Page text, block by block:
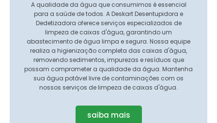
A qualidade da água que consumimos é essencial
para a saúde de todos. A Deskart Desentupidora e
Dedetizadora oferece serviços especializados de
limpeza de caixas d'água, garantindo um
abastecimento de água limpa e segura. Nossa equipe
realiza a higienização completa das caixas d'água,
removendo sedimentos, impurezas e resíduos que
possam comprometer a qualidade da água. Mantenha
sua água potável livre de contaminações com os
nossos serviços de limpeza de caixas d'água.
saiba mais